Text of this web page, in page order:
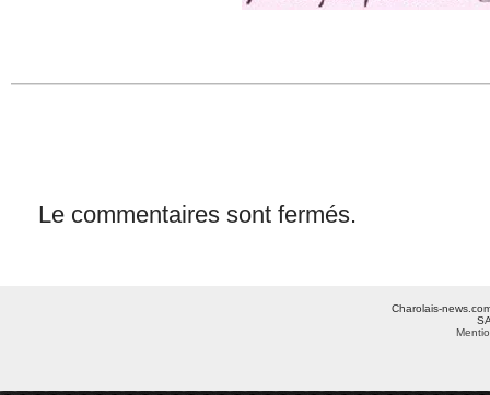
Le commentaires sont fermés.
Charolais-